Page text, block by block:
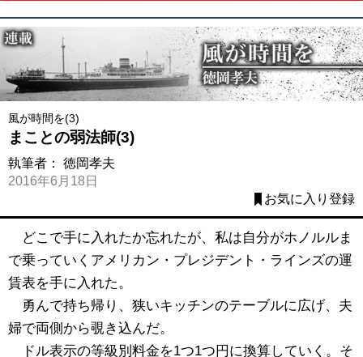
風が時間を(3)
まことの弱法師(3)
執筆者： 徳岡孝夫
2016年6月18日
お気に入り登録
どこで手に入れたか忘れたが、私は自分がホノルルま
で乗っていくアメリカン・プレジデント・ラインズの運
賃表を手に入れた。
勇んで持ち帰り、狭いキッチンのテーブルに広げ、夫
婦で両側から覗き込んだ。
ドル表示の等級別料金を1つ1つ円に換算していく。そ